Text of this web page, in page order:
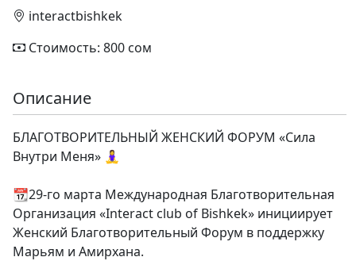
interactbishkek
Стоимость: 800 сом
Описание
БЛАГОТВОРИТЕЛЬНЫЙ ЖЕНСКИЙ ФОРУМ «Сила
Внутри Меня» 🧘‍♀️
📆29-го марта Международная Благотворительная
Организация «Interact club of Bishkek» инициирует
Женский Благотворительный Форум в поддержку
Марьям и Амирхана.